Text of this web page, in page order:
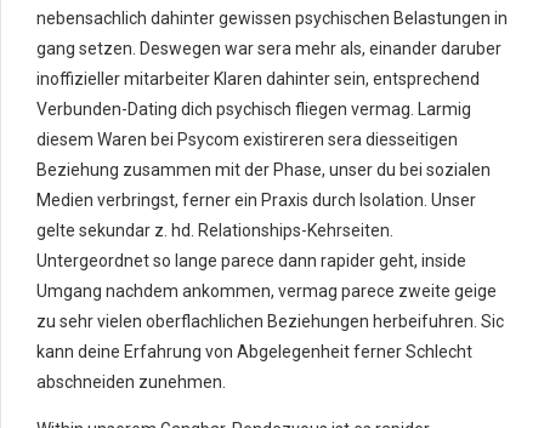
nebensachlich dahinter gewissen psychischen Belastungen in
gang setzen. Deswegen war sera mehr als, einander daruber
inoffizieller mitarbeiter Klaren dahinter sein, entsprechend
Verbunden-Dating dich psychisch fliegen vermag. Larmig
diesem Waren bei Psycom existireren sera diesseitigen
Beziehung zusammen mit der Phase, unser du bei sozialen
Medien verbringst, ferner ein Praxis durch Isolation. Unser
gelte sekundar z. hd. Relationships-Kehrseiten.
Untergeordnet so lange parece dann rapider geht, inside
Umgang nachdem ankommen, vermag parece zweite geige
zu sehr vielen oberflachlichen Beziehungen herbeifuhren. Sic
kann deine Erfahrung von Abgelegenheit ferner Schlecht
abschneiden zunehmen.